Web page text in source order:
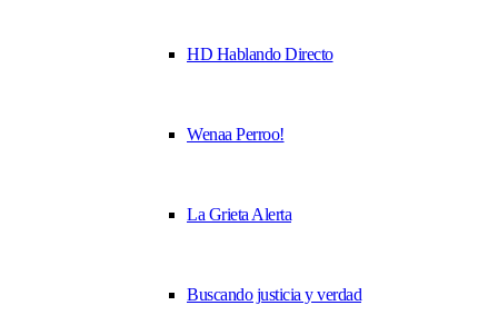
HD Hablando Directo
Wenaa Perroo!
La Grieta Alerta
Buscando justicia y verdad